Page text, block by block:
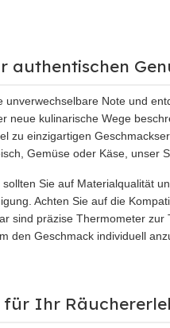
authentischen
unverwechselbare Note und
neue kulinarische Wege
zu einzigartigen
Gemüse oder Käse, unser
Sie auf Materialqualität
Achten Sie auf die
sind präzise Thermometer
den Geschmack individuell
für Ihr